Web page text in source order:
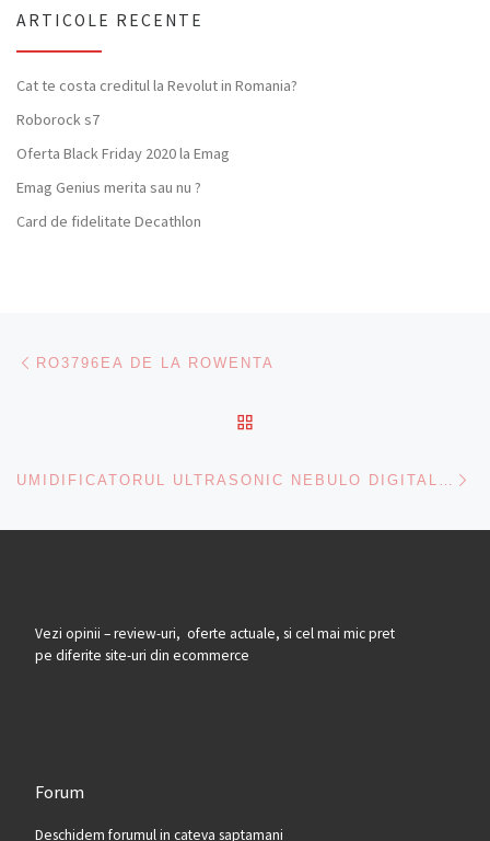
ARTICOLE RECENTE
Cat te costa creditul la Revolut in Romania?
Roborock s7
Oferta Black Friday 2020 la Emag
Emag Genius merita sau nu ?
Card de fidelitate Decathlon
Navigare articole
RO3796EA DE LA ROWENTA
Vezi opinii – review-uri, oferte actuale, si cel mai mic pret
pe diferite site-uri din ecommerce
Forum
Deschidem forumul in cateva saptamani